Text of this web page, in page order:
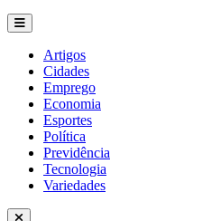
Artigos
Cidades
Emprego
Economia
Esportes
Política
Previdência
Tecnologia
Variedades